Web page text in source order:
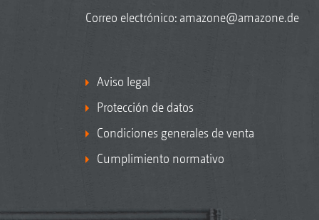
Correo electrónico: amazone@amazone.de
Aviso legal
Protección de datos
Condiciones generales de venta
Cumplimiento normativo